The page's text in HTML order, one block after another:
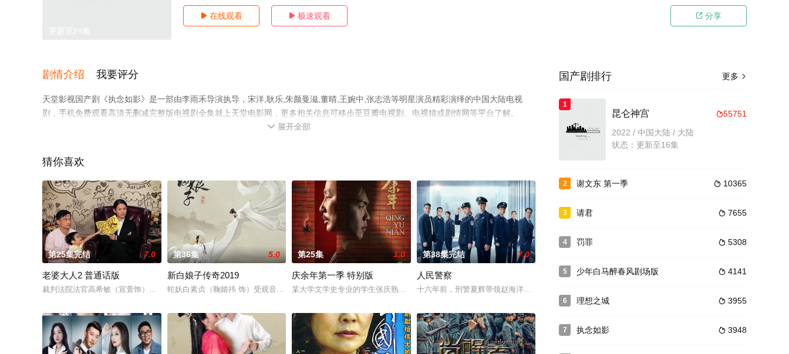
 在线观看  极速观看  分享
剧情介绍 我要评分
天堂影视国产剧《执念如影》是一部由李雨禾导演执导，宋洋,耿乐,朱颜曼滋,董晴,王婉中,张志浩等明星演员精彩演绎的中国大陆电视
剧，手机免费观看高清无删减完整版电视剧全集就上天堂电影网，更多相关信息可移步至豆瓣电视剧、电视猫或剧情网等平台了解。
 展开全部
猜你喜欢
第25集完结 7.0
老婆大人2 普通话版
裁判法院法官高希敏（宣萱饰）升职，被调迁至北区裁判处。葛国光（陈锦鸿饰）一心照顾家庭，两人的交集越来越少。国光两个妹妹葛宝怡（唐诗咏饰）和葛
第36集 5.0
新白娘子传奇2019
蛇妖白素贞（鞠婧祎 饰）受观音点化，来到人间修行，遇见了在临安城行医的大夫许仙（于朦胧 饰）。刚开始，白素贞以为许仙是江湖骗子，于是和他进行
第25集 1.0
庆余年第一季 特别版
某大学文学史专业的学生张庆熟读古典名著，但他用现代观念剖析古代文学史的论文命题不被叶教授所认可。为了让叶教授成为自己的研究生导师
第38集完结 7.0
人民警察
十六年前，刑警夏辉带领赵海洋与方程在追捕灭门案凶手时，因赵海洋年轻气盛致使夏辉意外牺牲。十六年后
更多 
国产剧排行
1
55751
昆仑神宫
2022 / 中国大陆 / 大陆
状态：更新至16集
2  10365
谢文东 第一季
3  7655
请君
4  5308
罚罪
5  4141
少年白马醉春风剧场版
6  3955
理想之城
7  3948
执念如影